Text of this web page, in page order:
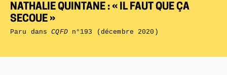
NATHALIE QUINTANE : « IL FAUT QUE ÇA
SECOUE »
Paru dansCQFDn°193 (décembre 2020)